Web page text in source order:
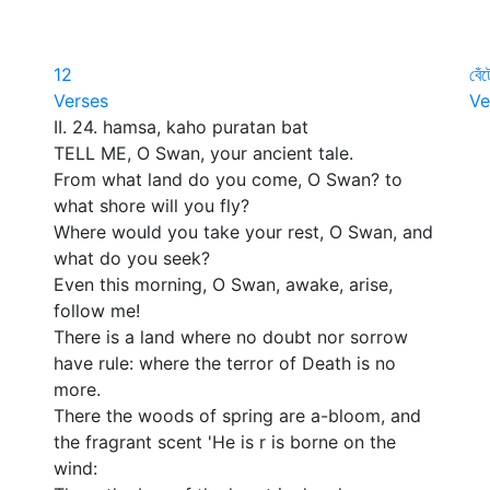
12
Verses
II. 24. hamsa, kaho puratan bat
TELL ME, O Swan, your ancient tale.
From what land do you come, O Swan? to
what shore will you fly?
Where would you take your rest, O Swan, and
what do you seek?
Even this morning, O Swan, awake, arise,
follow me!
There is a land where no doubt nor sorrow
have rule: where the terror of Death is no
more.
There the woods of spring are a-bloom, and
the fragrant scent 'He is r is borne on the
wind: